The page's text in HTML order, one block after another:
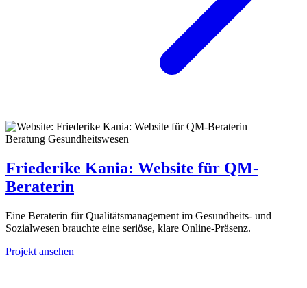
Beratung Gesundheitswesen
Friederike Kania: Website für QM-
Beraterin
Eine Beraterin für Qualitätsmanagement im Gesundheits- und
Sozialwesen brauchte eine seriöse, klare Online-Präsenz.
Projekt ansehen